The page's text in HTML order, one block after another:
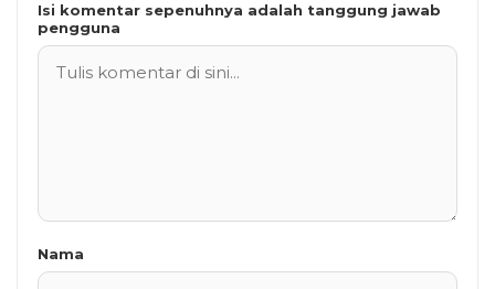
Isi komentar sepenuhnya adalah tanggung jawab
pengguna
Nama